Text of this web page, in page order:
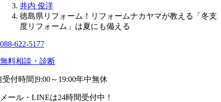
井内 俊洋
徳島県リフォーム！リフォームナカヤマが教える「冬支
度リフォーム」は夏にも備える
088-622-5177
無料相談・診断
[受付時間]9:00～19:00年中無休
メール・LINEは24時間受付中！